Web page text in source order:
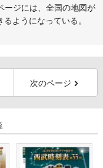
ージには、全国の地図が
ようになっている。
次のページ